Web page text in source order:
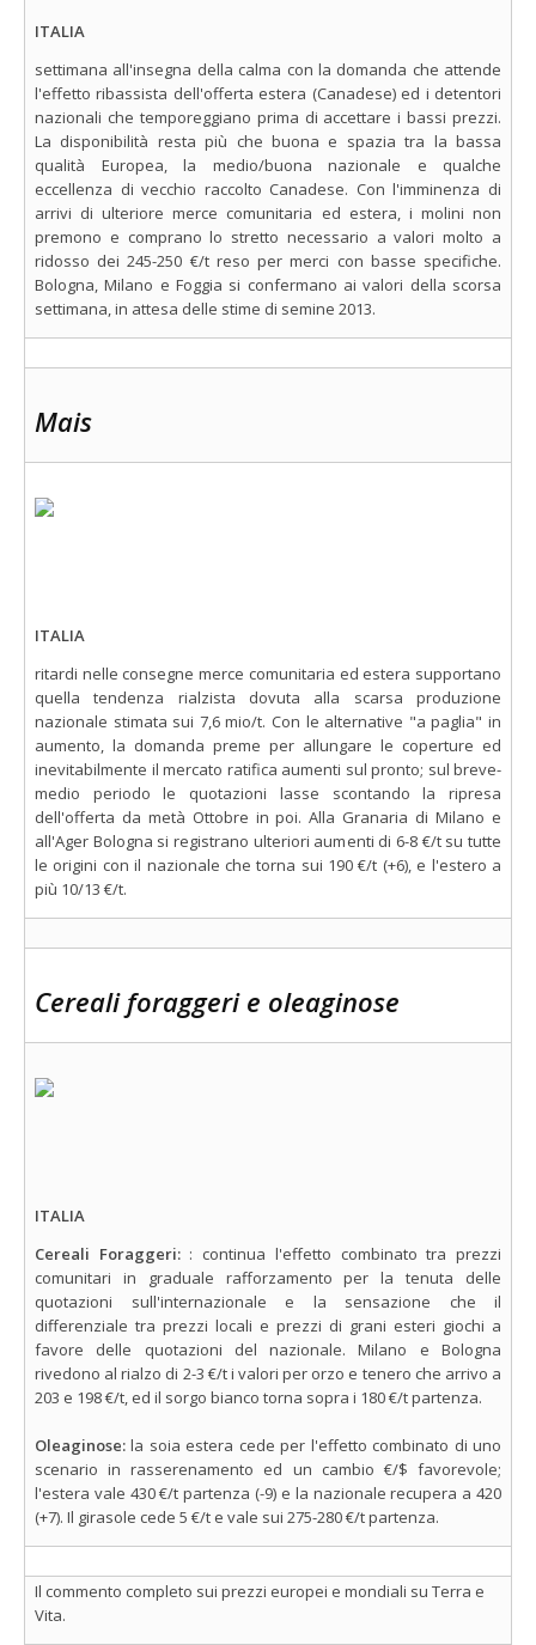
ITALIA
settimana all'insegna della calma con la domanda che attende
l'effetto ribassista dell'offerta estera (Canadese) ed i detentori
nazionali che temporeggiano prima di accettare i bassi prezzi.
La disponibilità resta più che buona e spazia tra la bassa
qualità Europea, la medio/buona nazionale e qualche
eccellenza di vecchio raccolto Canadese. Con l'imminenza di
arrivi di ulteriore merce comunitaria ed estera, i molini non
premono e comprano lo stretto necessario a valori molto a
ridosso dei 245-250 €/t reso per merci con basse specifiche.
Bologna, Milano e Foggia si confermano ai valori della scorsa
settimana, in attesa delle stime di semine 2013.
Mais
ITALIA
ritardi nelle consegne merce comunitaria ed estera supportano
quella tendenza rialzista dovuta alla scarsa produzione
nazionale stimata sui 7,6 mio/t. Con le alternative "a paglia" in
aumento, la domanda preme per allungare le coperture ed
inevitabilmente il mercato ratifica aumenti sul pronto; sul breve-
medio periodo le quotazioni lasse scontando la ripresa
dell'offerta da metà Ottobre in poi. Alla Granaria di Milano e
all'Ager Bologna si registrano ulteriori aumenti di 6-8 €/t su tutte
le origini con il nazionale che torna sui 190 €/t (+6), e l'estero a
più 10/13 €/t.
Cereali foraggeri e oleaginose
ITALIA
Cereali Foraggeri: : continua l'effetto combinato tra prezzi
comunitari in graduale rafforzamento per la tenuta delle
quotazioni sull'internazionale e la sensazione che il
differenziale tra prezzi locali e prezzi di grani esteri giochi a
favore delle quotazioni del nazionale. Milano e Bologna
rivedono al rialzo di 2-3 €/t i valori per orzo e tenero che arrivo a
203 e 198 €/t, ed il sorgo bianco torna sopra i 180 €/t partenza.
Oleaginose:la soia estera cede per l'effetto combinato di uno
scenario in rasserenamento ed un cambio €/$ favorevole;
l'estera vale 430 €/t partenza (-9) e la nazionale recupera a 420
(+7). Il girasole cede 5 €/t e vale sui 275-280 €/t partenza.
Il commento completo sui prezzi europei e mondiali su Terra e
Vita.